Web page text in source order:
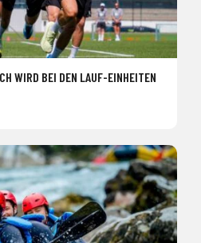
WIRD BEI DEN LAUF-EINHEITEN